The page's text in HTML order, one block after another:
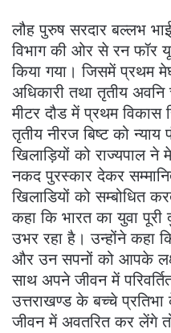
लौह पुरुष सरदार बल्लभ
विभाग की ओर से रन फॉर
किया गया। जिसमें प्रथम
अधिकारी तथा तृतीय
मीटर दौड में प्रथम विकास
तृतीय नीरज बिष्ट को
खिलाड़ियों को राज्यपाल
नकद पुरस्कार देकर
खिलाडियों को सम्बोधित
कहा कि भारत का युवा
उभर रहा है। उन्होंने कहा
और उन सपनों को आपके
साथ अपने जीवन में
उत्तराखण्ड के बच्चे
जीवन में अवतरित कर लेंगे